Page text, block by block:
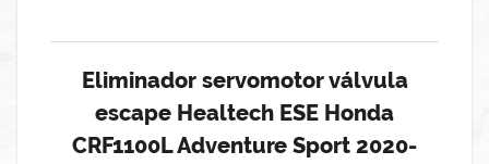
Eliminador servomotor válvula
escape Healtech ESE Honda
CRF1100L Adventure Sport 2020-